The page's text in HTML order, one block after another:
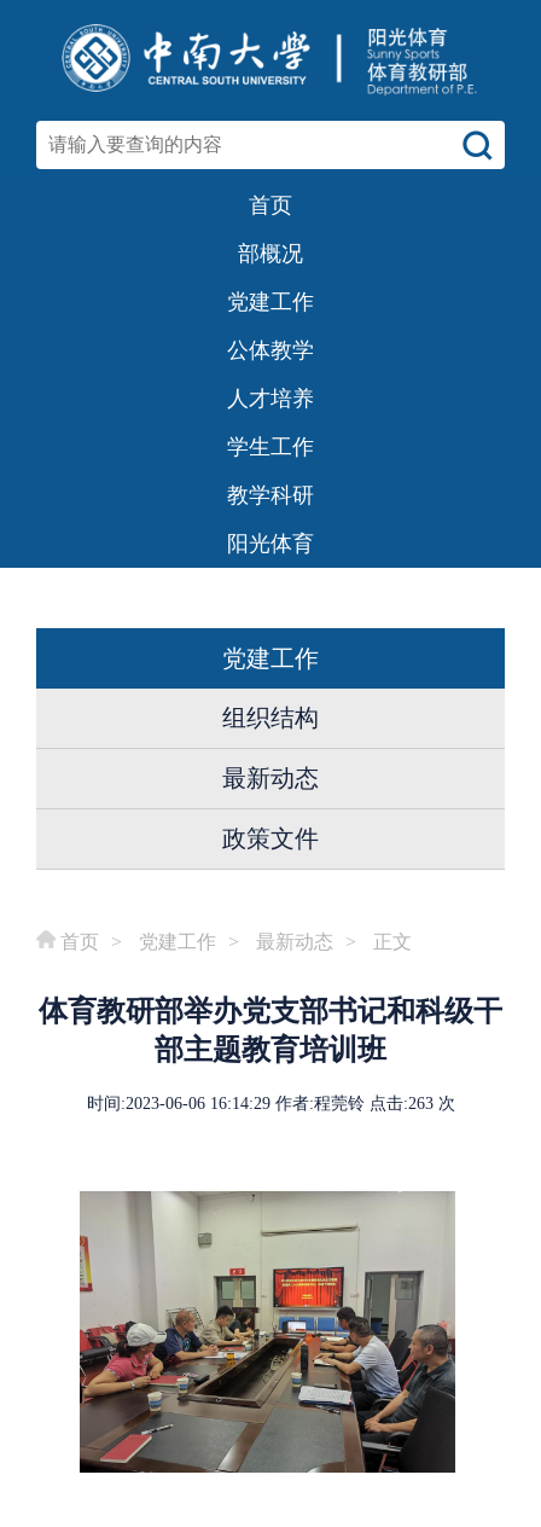
首页
部概况
党建工作
公体教学
人才培养
学生工作
教学科研
阳光体育
党建工作
组织结构
最新动态
政策文件
首页 > 党建工作 > 最新动态 > 正文
体育教研部举办党支部书记和科级干
部主题教育培训班
时间:2023-06-06 16:14:29 作者:程莞铃 点击:263次